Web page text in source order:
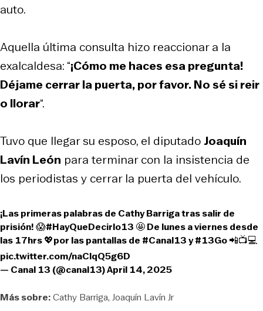
auto.
Aquella última consulta hizo reaccionar a la
exalcaldesa: “¡Cómo me haces esa pregunta!
Déjame cerrar la puerta, por favor. No sé si reir
o llorar“.
Tuvo que llegar su esposo, el diputado Joaquín
Lavín León para terminar con la insistencia de
los periodistas y cerrar la puerta del vehículo.
¡Las primeras palabras de Cathy Barriga tras salir de
prisión! 😱#HayQueDecirlo13 🤩 De lunes a viernes desde
las 17hrs 💖por las pantallas de #Canal13y#13Go📲📺💻
pic.twitter.com/naClqQ5g6D
— Canal 13 (@canal13)April 14, 2025
Más sobre:Cathy Barriga Joaquín Lavín Jr